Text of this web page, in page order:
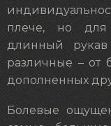
плече, но для
длинный рукав
различные – от
дополненных
Болевые